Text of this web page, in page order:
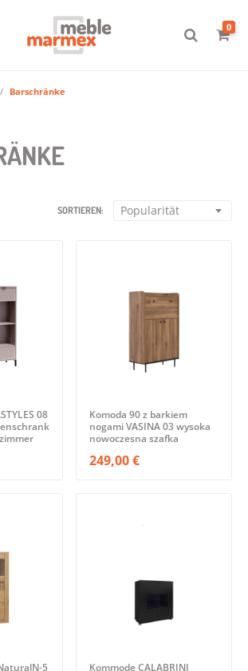
0
Barschränke
SORTIEREN: Popularität
08
Komoda 90 z barkiem
nogami VASINA 03 wysoka
nowoczesna szafka
249,00 €
5
Kommode CALABRINI